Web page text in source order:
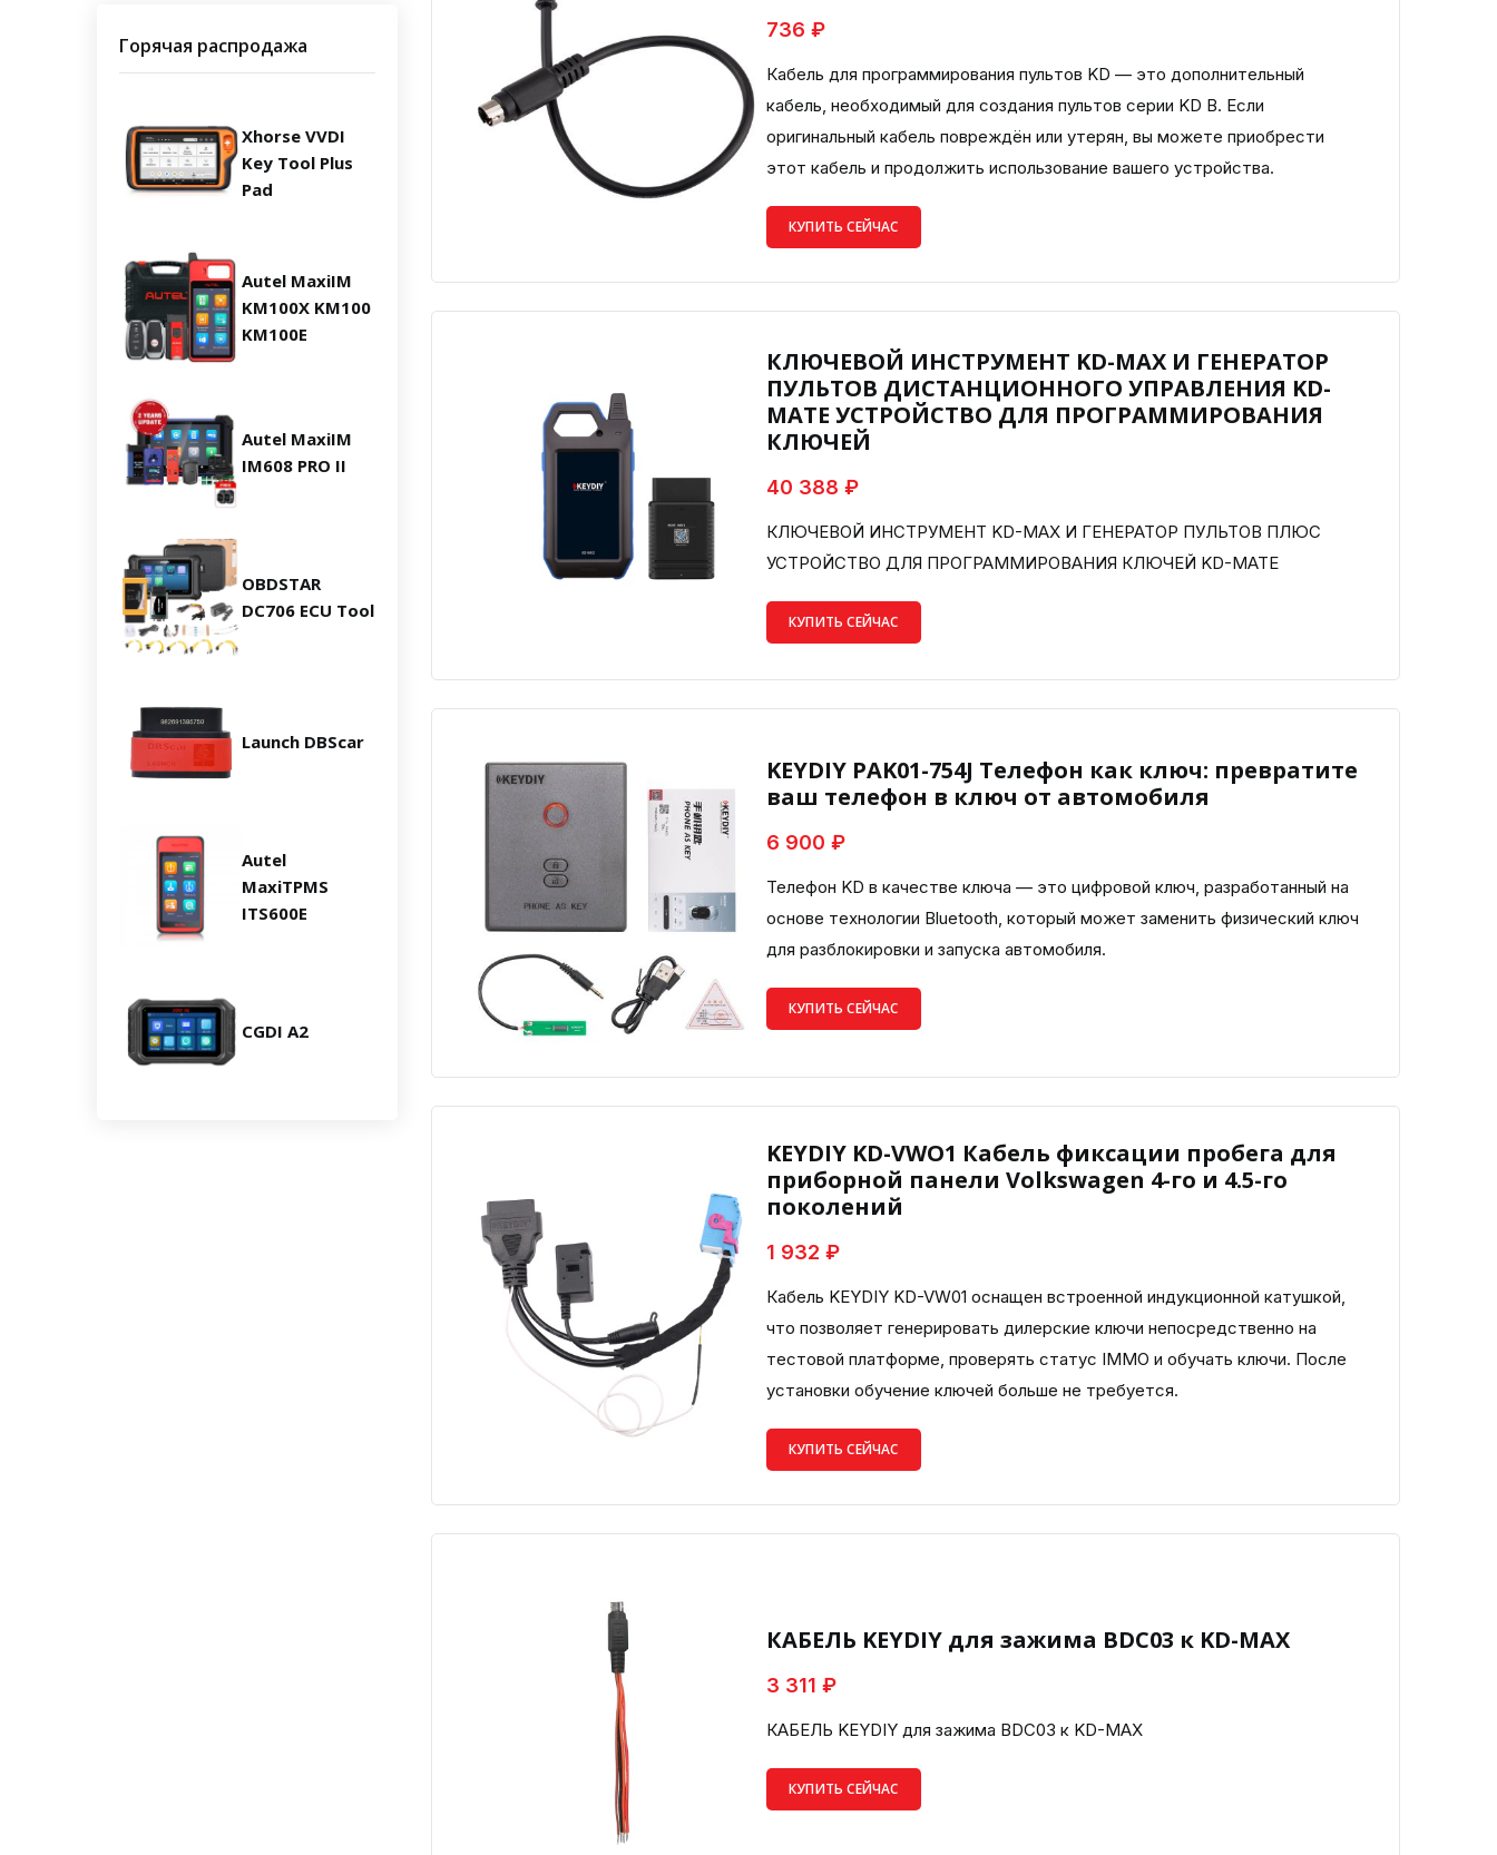
Горячая распродажа
Xhorse VVDI
Key Tool Plus
Pad
Autel MaxiIM
KM100X KM100
KM100E
Autel MaxiIM
IM608 PRO II
OBDSTAR
DC706 ECU Tool
Launch DBScar
Autel
MaxiTPMS
ITS600E
CGDI A2
736 ₽
Кабель для программирования пультов KD — это дополнительный
кабель, необходимый для создания пультов серии KD B. Если
оригинальный кабель повреждён или утерян, вы можете приобрести
этот кабель и продолжить использование вашего устройства.
КУПИТЬ СЕЙЧАС
КЛЮЧЕВОЙ ИНСТРУМЕНТ KD-MAX И ГЕНЕРАТОР
ПУЛЬТОВ ДИСТАНЦИОННОГО УПРАВЛЕНИЯ KD-
MATE УСТРОЙСТВО ДЛЯ ПРОГРАММИРОВАНИЯ
КЛЮЧЕЙ
40 388 ₽
КЛЮЧЕВОЙ ИНСТРУМЕНТ KD-MAX И ГЕНЕРАТОР ПУЛЬТОВ ПЛЮС
УСТРОЙСТВО ДЛЯ ПРОГРАММИРОВАНИЯ КЛЮЧЕЙ KD-MATE
КУПИТЬ СЕЙЧАС
KEYDIY PAK01-754J Телефон как ключ: превратите
ваш телефон в ключ от автомобиля
6 900 ₽
Телефон KD в качестве ключа — это цифровой ключ, разработанный на
основе технологии Bluetooth, который может заменить физический ключ
для разблокировки и запуска автомобиля.
КУПИТЬ СЕЙЧАС
KEYDIY KD-VWO1 Кабель фиксации пробега для
приборной панели Volkswagen 4-го и 4.5-го
поколений
1 932 ₽
Кабель KEYDIY KD-VW01 оснащен встроенной индукционной катушкой,
что позволяет генерировать дилерские ключи непосредственно на
тестовой платформе, проверять статус IMMO и обучать ключи. После
установки обучение ключей больше не требуется.
КУПИТЬ СЕЙЧАС
КАБЕЛЬ KEYDIY для зажима BDC03 к KD-MAX
3 311 ₽
КАБЕЛЬ KEYDIY для зажима BDC03 к KD-MAX
КУПИТЬ СЕЙЧАС